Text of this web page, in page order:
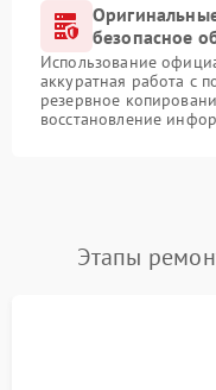
безопасное
Использование
аккуратная работа с
резервное
восстановление
Этапы